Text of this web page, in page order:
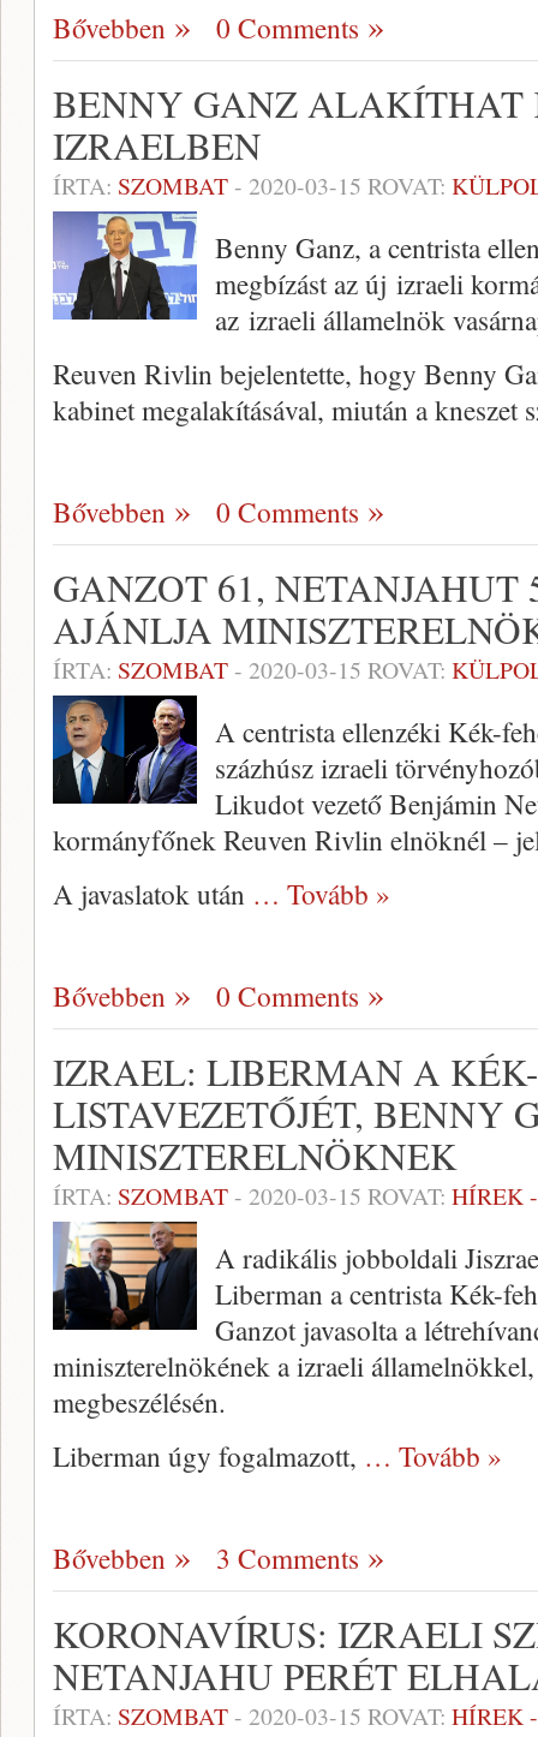
Bővebben 0 Comments
BENNY GANZ ALAKÍTHAT
IZRAELBEN
ÍRTA: SZOMBAT- 2020-03-15 ROVAT:
Benny Ganz, a centrista
megbízást az új izraeli
az izraeli államelnök
Reuven Rivlin bejelentette, hogy Benny
kabinet megalakításával, miután a kneszet
Bővebben 0 Comments
GANZOT 61, NETANJAHUT
AJÁNLJA
ÍRTA: SZOMBAT- 2020-03-15 ROVAT:
A centrista ellenzéki Kék-
százhúsz izraeli
Likudot vezető Benjámin
kormányfőnek Reuven Rivlin elnöknél –
A javaslatok után … Tovább »
Bővebben 0 Comments
IZRAEL: LIBERMAN A
LISTAVEZETŐJÉT, BENNY
MINISZTERELNÖKNEK
ÍRTA: SZOMBAT- 2020-03-15 ROVAT: HÍREK
A radikális jobboldali
Liberman a centrista Kék-
Ganzot javasolta a
miniszterelnökének a izraeli
megbeszélésén.
Liberman úgy fogalmazott, … Tovább »
Bővebben 3 Comments
KORONAVÍRUS: IZRAELI
NETANJAHU PERÉT
ÍRTA: SZOMBAT- 2020-03-15 ROVAT: HÍREK